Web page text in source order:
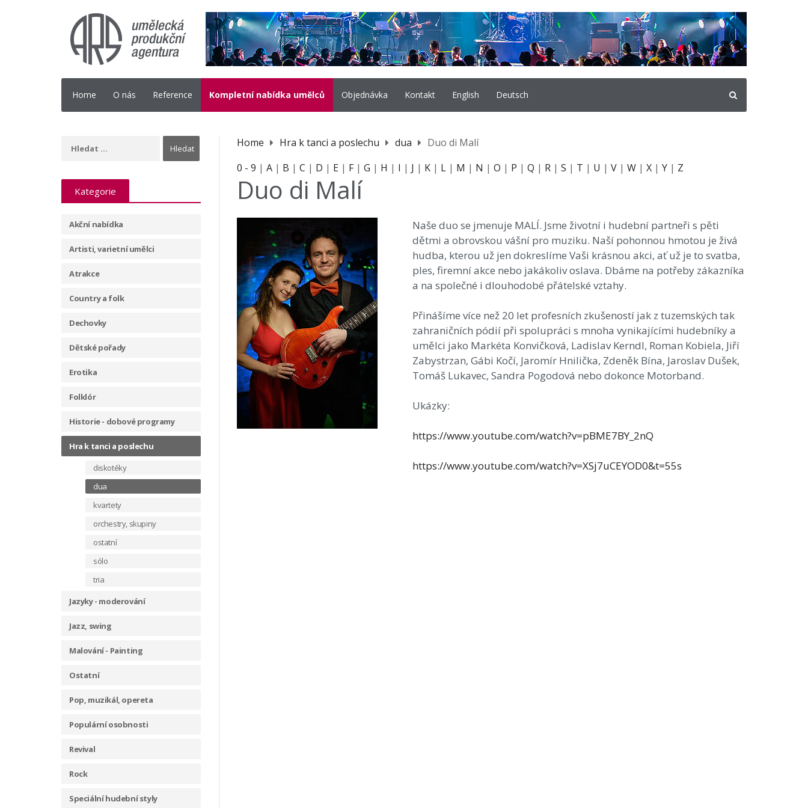
Home O nás Reference Kompletní nabídka umělců Objednávka Kontakt English Deutsch
Kategorie
Akční nabídka
Artisti, varietní umělci
Atrakce
Country a folk
Dechovky
Dětské pořady
Erotika
Folklór
Historie - dobové programy
Hra k tanci a poslechu
diskotéky
dua
kvartety
orchestry, skupiny
ostatní
sólo
tria
Jazyky - moderování
Jazz, swing
Malování - Painting
Ostatní
Pop, muzikál, opereta
Populární osobnosti
Revival
Rock
Speciální hudební styly
Home Hra k tanci a poslechu dua
Duo di Malí
0 - 9 | A| B | C | D | E| F| G | H | I | J | K| L| M | N | O | P | Q | R| S | T | U | V| W| X| Y| Z
Duo di Malí
Naše duo se jmenuje MALÍ. Jsme životní i hudební partneři s pěti
dětmi a obrovskou vášní pro muziku. Naší pohonnou hmotou je živá
hudba, kterou už jen dokreslíme Vaši krásnou akci, ať už je to svatba,
ples, firemní akce nebo jakákoliv oslava. Dbáme na potřeby zákazníka
a na společné i dlouhodobé přátelské vztahy.
Přinášíme více než 20 let profesních zkušeností jak z tuzemských tak
zahraničních pódií při spolupráci s mnoha vynikajícími hudebníky a
umělci jako Markéta Konvičková, Ladislav Kerndl, Roman Kobiela, Jiří
Zabystrzan, Gábi Kočí, Jaromír Hnilička, Zdeněk Bína, Jaroslav Dušek,
Tomáš Lukavec, Sandra Pogodová nebo dokonce Motorband.
Ukázky:
https://www.youtube.com/watch?v=pBME7BY_2nQ
https://www.youtube.com/watch?v=XSj7uCEYOD0&t=55s